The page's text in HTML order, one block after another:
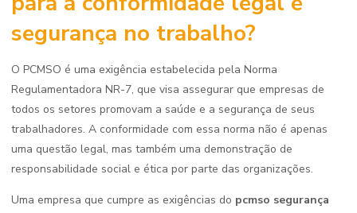
segurança no trabalho?
O PCMSO é uma exigência estabelecida pela Norma
Regulamentadora NR-7, que visa assegurar que empresas de
todos os setores promovam a saúde e a segurança de seus
trabalhadores. A conformidade com essa norma não é apenas
uma questão legal, mas também uma demonstração de
responsabilidade social e ética por parte das organizações.
Uma empresa que cumpre as exigências do pcmso segurança